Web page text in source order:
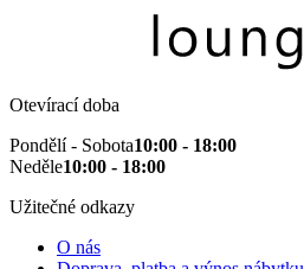
Otevírací doba
Pondělí - Sobota10:00 - 18:00
Neděle10:00 - 18:00
Užitečné odkazy
O nás